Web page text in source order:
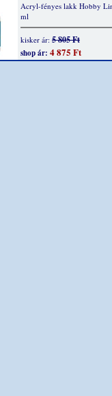
Acryl-fényes lakk Hobby
ml
kisker ár: 5 805 Ft
shop ár: 4 875 Ft